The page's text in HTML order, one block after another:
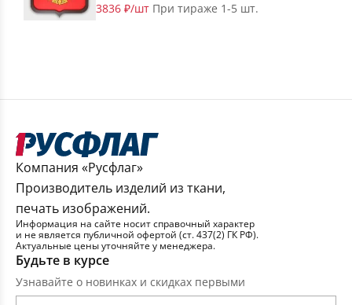
3836 ₽/шт При тираже 1-5 шт.
Компания «Русфлаг»
Производитель изделий из ткани,
печать изображений.
Информация на сайте носит справочный характер
и не является публичной офертой (ст. 437(2) ГК РФ).
Актуальные цены уточняйте у менеджера.
Будьте в курсе
Узнавайте о новинках и скидках первыми